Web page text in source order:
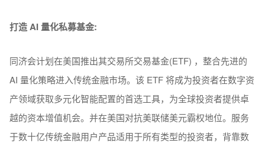
打造 AI 量化私募基金:
同济会计划在美国推出其交易所交易基金(ETF) ，整合先进的
AI 量化策略进入传统⾦融市场。该 ETF 将成为投资者在数字资
产领域获取多元化智能配置的首选工具，为全球投资者提供卓
越的资本增值机会。并在美国对抗美联储美元霸权地位。服务
于数⼗亿传统⾦融用户产品适⽤于所有类型的投资者，背靠数